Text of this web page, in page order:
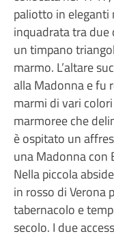
paliotto in eleganti
inquadrata tra
un timpano
marmo. L’altare
alla Madonna e fu
marmi di vari
marmoree che
è ospitato un
una Madonna con
Nella piccola
in rosso di Verona
tabernacolo e
secolo. I due